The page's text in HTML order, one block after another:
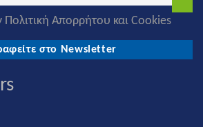
Απορρήτου και Cookies
στο Newsletter